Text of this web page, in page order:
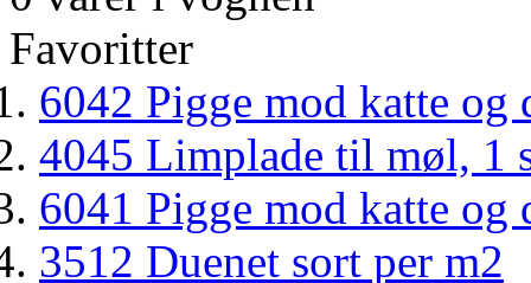
Favoritter
6042 Pigge mod katte og
4045 Limplade til møl, 1
6041 Pigge mod katte og
3512 Duenet sort per m2